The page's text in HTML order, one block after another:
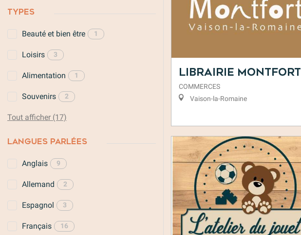
TYPES
Beauté et bien être 1
Loisirs 3
Alimentation 1
Souvenirs 2
Tout afficher (17)
LANGUES PARLÉES
Anglais 9
Allemand 2
Espagnol 3
Français 16
Librairie Montfort
COMMERCES
Vaison-la-Romaine